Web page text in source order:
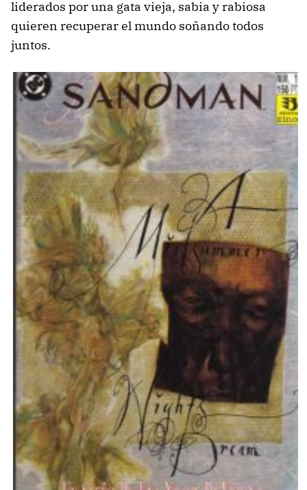
liderados por una gata vieja, sabia y rabiosa
quieren recuperar el mundo soñando todos
juntos.